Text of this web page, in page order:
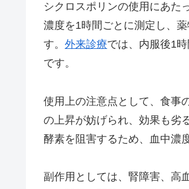
シクロスポリンの使用にあた
濃度を1時間ごとに測定し、
す。 外来診療では、内服後1
です。
使用上の注意点として、食事
の上昇が妨げられ、効果も劣
酵素を阻害するため、血中濃
副作用としては、腎障害、高